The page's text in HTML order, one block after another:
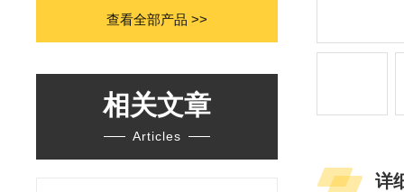
查看全部产品 >>
相关文章
Articles
详